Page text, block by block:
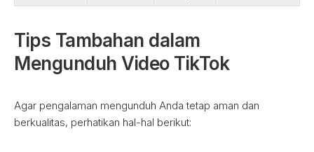
Tips Tambahan dalam
Mengunduh Video TikTok
Agar pengalaman mengunduh Anda tetap aman dan
berkualitas, perhatikan hal-hal berikut: